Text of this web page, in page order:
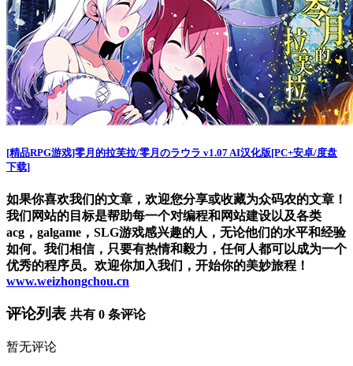
[精品RPG游戏]零月的拉芙拉/零月のラウラ v1.07 AI汉化版[PC+安卓/度盘
下载]
如果你喜欢我们的文章，欢迎您分享或收藏为众码农的文章！
我们网站的目标是帮助每一个对编程和网站建设以及各类
acg，galgame，SLG游戏感兴趣的人，无论他们的水平和经验
如何。我们相信，只要有热情和毅力，任何人都可以成为一个
优秀的程序员。欢迎你加入我们，开始你的美妙旅程！
www.weizhongchou.cn
评论列表 共有 0 条评论
暂无评论